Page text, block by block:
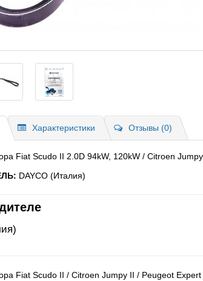
Характеристики Отзывы (0)
Fiat Scudo II 2.0D 94kW, 120kW / Citroen
DAYCO (Италия)
Fiat Scudo II / Citroen Jumpy II / Peugeot